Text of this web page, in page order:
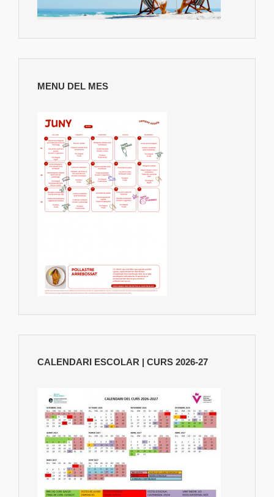
MENU DEL MES
CALENDARI ESCOLAR | CURS 2026-27